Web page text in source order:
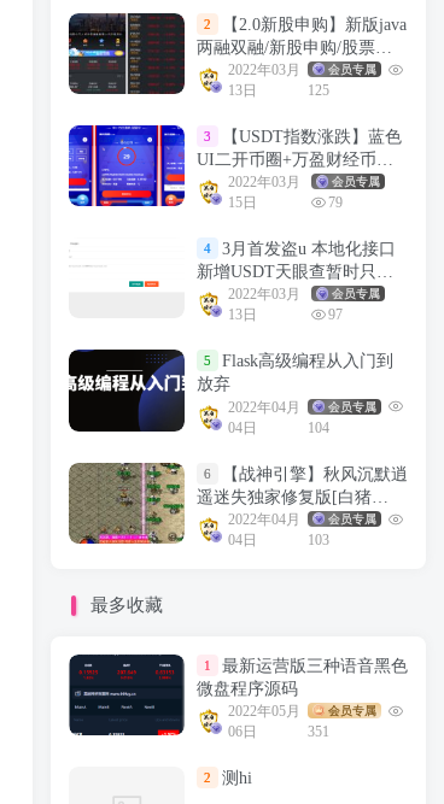
2
【2.0新股申购】新版java
两融双融/新股申购/股票交
易/股票配资/融资融券/打新
股/配资系统
2022年03月
13日
会员专属
125
3
【USDT指数涨跌】蓝色
UI二开币圈+万盈财经币圈
+充值提现+K线正常+大盘涨
跌竞猜
2022年03月
15日
会员专属
79
4
3月首发盗u 本地化接口
新增USDT天眼查暂时只做
TRC2022年03月
13日
会员专属
97
5
Flask高级编程从入门到
放弃
2022年04月
04日
会员专属
104
6
【战神引擎】秋风沉默逍
遥迷失独家修复版[白猪
2.0]+视频教程+GM物品充值
后台
2022年04月
04日
会员专属
103
最多收藏
1
最新运营版三种语音黑色
微盘程序源码
2022年05月
06日
会员专属
351
2 测hi